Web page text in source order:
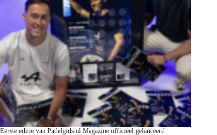
Eerste editie van Padelgids.nl Magazine officieel gelanceerd